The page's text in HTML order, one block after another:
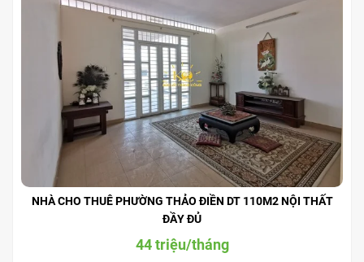
NHÀ CHO THUÊ PHƯỜNG THẢO ĐIỀN DT 110M2 NỘI THẤT
ĐẦY ĐỦ
44 triệu/tháng